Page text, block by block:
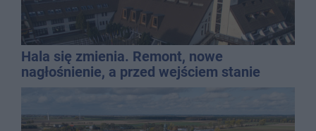
Hala się zmienia. Remont, nowe
nagłośnienie, a przed wejściem stanie
QEMETICA ARENA